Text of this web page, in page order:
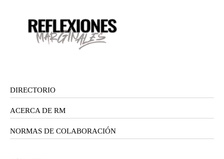
DIRECTORIO
ACERCA DE RM
NORMAS DE COLABORACIÓN